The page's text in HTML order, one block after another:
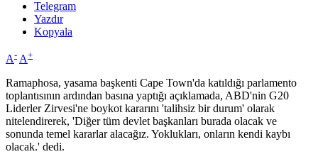
Telegram
Yazdır
Kopyala
A- A+
Ramaphosa, yasama başkenti Cape Town'da katıldığı parlamento
toplantısının ardından basına yaptığı açıklamada, ABD'nin G20
Liderler Zirvesi'ne boykot kararını 'talihsiz bir durum' olarak
nitelendirerek, 'Diğer tüm devlet başkanları burada olacak ve
sonunda temel kararlar alacağız. Yoklukları, onların kendi kaybı
olacak.' dedi.